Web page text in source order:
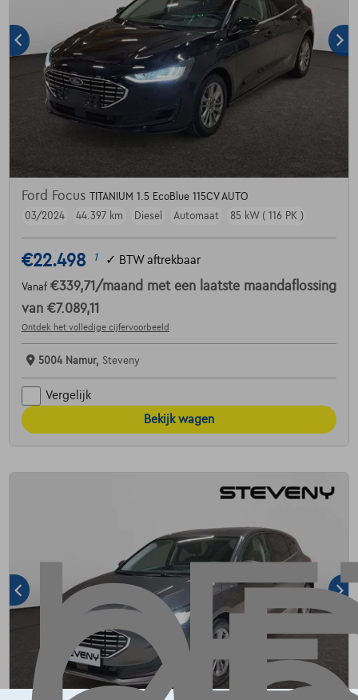
Ford Focus TITANIUM 1.5 EcoBlue 115CV AUTO
03/2024
44.397 km Diesel Automaat 85 kW ( 116 PK )
€22.498 1 ✓ BTW aftrekbaar
Vanaf €339,71 /maand met een laatste maandaflossing
van €7.089,11
Ontdek het volledige cijfervoorbeeld
5004 Namur, Steveny
Vergelijk
Bekijk wagen